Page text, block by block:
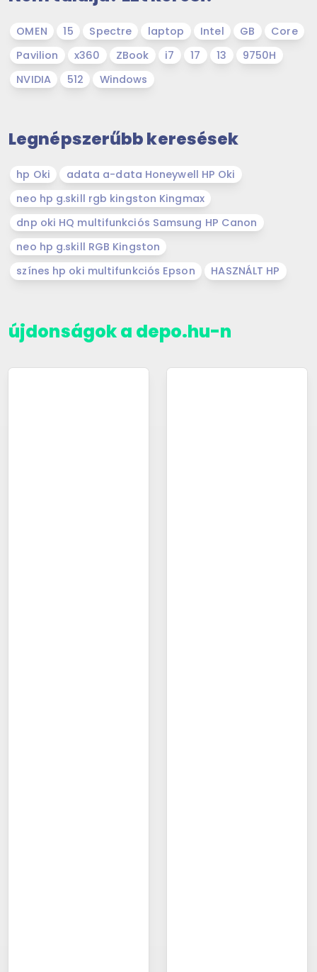
OMEN 15 Spectre laptop Intel GB
Core
Pavilion
x360 ZBook i7 17 13
9750H
NVIDIA
512 Windows
Legnépszerűbb keresések
hp Oki
adata a-data Honeywell HP Oki
neo hp g.skill rgb kingston Kingmax
dnp oki HQ multifunkciós Samsung HP Canon
neo hp g.skill RGB Kingston
színes hp oki multifunkciós Epson
HASZNÁLT HP
újdonságok a depo.hu-n